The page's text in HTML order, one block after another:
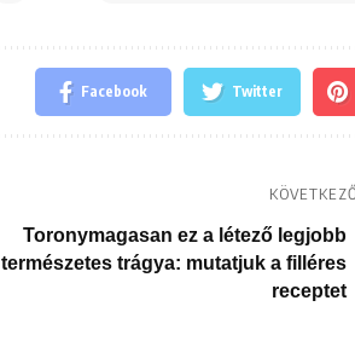
Facebook Twitter
Toronymagasan ez a létező legjobb
természetes trágya: mutatjuk a filléres
receptet